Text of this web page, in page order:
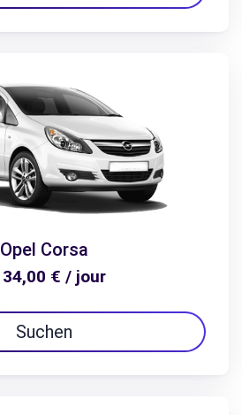
Opel Corsa
34,00 € / jour
Suchen